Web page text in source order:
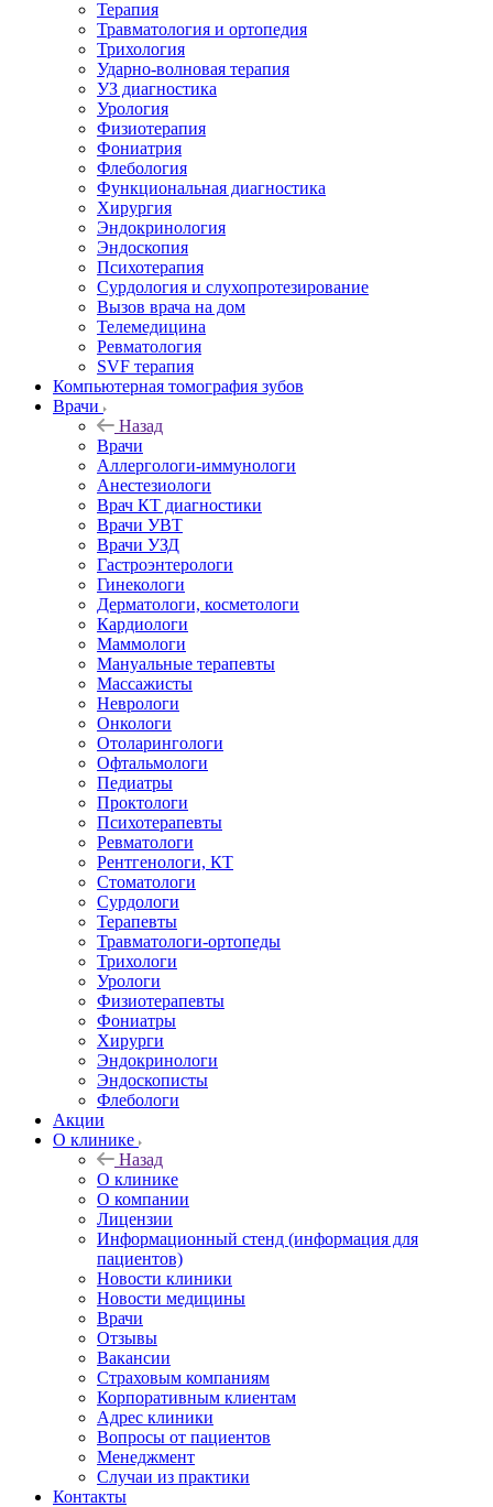
Терапия
Травматология и ортопедия
Трихология
Ударно-волновая терапия
УЗ диагностика
Урология
Физиотерапия
Фониатрия
Флебология
Функциональная диагностика
Хирургия
Эндокринология
Эндоскопия
Психотерапия
Сурдология и слухопротезирование
Вызов врача на дом
Телемедицина
Ревматология
SVF терапия
Компьютерная томография зубов
Врачи
Назад
Врачи
Аллергологи-иммунологи
Анестезиологи
Врач КТ диагностики
Врачи УВТ
Врачи УЗД
Гастроэнтерологи
Гинекологи
Дерматологи, косметологи
Кардиологи
Маммологи
Мануальные терапевты
Массажисты
Неврологи
Онкологи
Отоларингологи
Офтальмологи
Педиатры
Проктологи
Психотерапевты
Ревматологи
Рентгенологи, КТ
Стоматологи
Сурдологи
Терапевты
Травматологи-ортопеды
Трихологи
Урологи
Физиотерапевты
Фониатры
Хирурги
Эндокринологи
Эндоскописты
Флебологи
Акции
О клинике
Назад
О клинике
О компании
Лицензии
Информационный стенд (информация для
пациентов)
Новости клиники
Новости медицины
Врачи
Отзывы
Вакансии
Страховым компаниям
Корпоративным клиентам
Адрес клиники
Вопросы от пациентов
Менеджмент
Случаи из практики
Контакты